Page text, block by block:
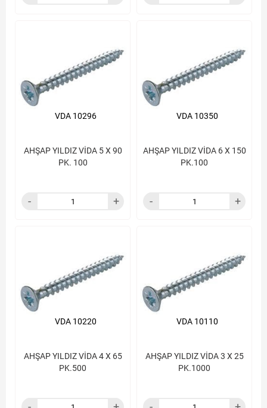
AHŞAP YILDIZ VİDA 5 X 90
PK. 100
VDA 10296
AHŞAP YILDIZ VİDA 6 X 150
PK.100
VDA 10350
AHŞAP YILDIZ VİDA 4 X 65
PK.500
VDA 10220
AHŞAP YILDIZ VİDA 3 X 25
PK.1000
VDA 10110